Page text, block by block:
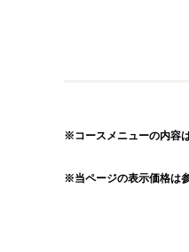
※コースメニューの内容
※当ページの表示価格は